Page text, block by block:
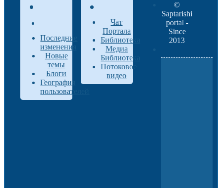
Последние
изменения
Новые
темы
Блоги
География
пользователей
Чат
Портала
Библиотека
Медиа
Библиотека
Потоковое
видео
©
Saptarishi
portal -
Since
2013